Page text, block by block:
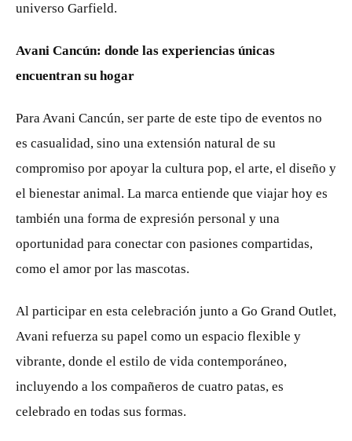
universo Garfield.
Avani Cancún: donde las experiencias únicas
encuentran su hogar
Para Avani Cancún, ser parte de este tipo de eventos no
es casualidad, sino una extensión natural de su
compromiso por apoyar la cultura pop, el arte, el diseño y
el bienestar animal. La marca entiende que viajar hoy es
también una forma de expresión personal y una
oportunidad para conectar con pasiones compartidas,
como el amor por las mascotas.
Al participar en esta celebración junto a Go Grand Outlet,
Avani refuerza su papel como un espacio flexible y
vibrante, donde el estilo de vida contemporáneo,
incluyendo a los compañeros de cuatro patas, es
celebrado en todas sus formas.